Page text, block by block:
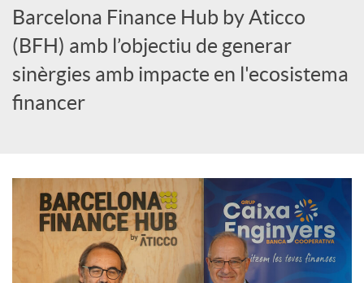
i
a
s
Barcelona Finance Hub by Aticco
(BFH) amb l’objectiu de generar
sinèrgies amb impacte en l'ecosistema
financer